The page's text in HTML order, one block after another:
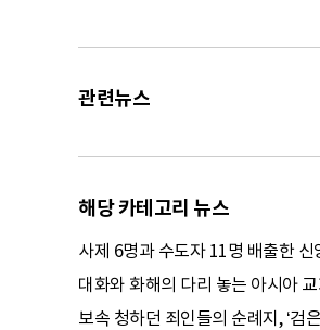
관련뉴스
해당 카테고리 뉴스
사제 6명과 수도자 11명 배출한 신
대화와 화해의 다리 놓는 아시아
보속 청하던 죄인들의 순례지, ‘검